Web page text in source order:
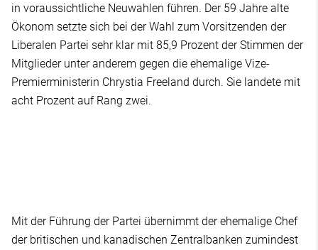
in voraussichtliche Neuwahlen führen. Der 59 Jahre alte
Ökonom setzte sich bei der Wahl zum Vorsitzenden der
Liberalen Partei sehr klar mit 85,9 Prozent der Stimmen der
Mitglieder unter anderem gegen die ehemalige Vize-
Premierministerin Chrystia Freeland durch. Sie landete mit
acht Prozent auf Rang zwei.
Mit der Führung der Partei übernimmt der ehemalige Chef
der britischen und kanadischen Zentralbanken zumindest